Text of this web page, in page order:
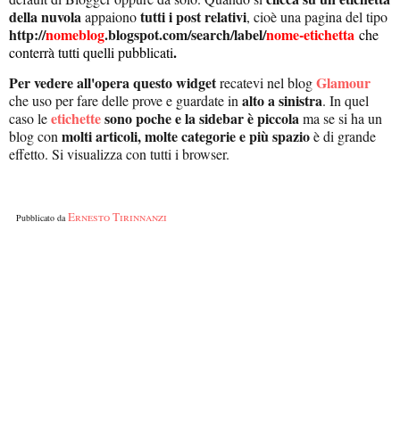
della nuvolaappaionotutti i post relativi, cioè una pagina del tipo
http://nomeblog.blogspot.com/search/label/nome-etichetta che
conterrà tutti quelli pubblicati.
Per vedere all'opera questo widgetrecatevi nel blogGlamour
che uso per fare delle prove e guardate inalto a sinistra. In quel
caso leetichettesono poche e la sidebar è piccolama se si ha un
blog conmolti articoli, molte categorie e più spazioè di grande
effetto. Si visualizza con tutti i browser.
Pubblicato daErnesto Tirinnanzi